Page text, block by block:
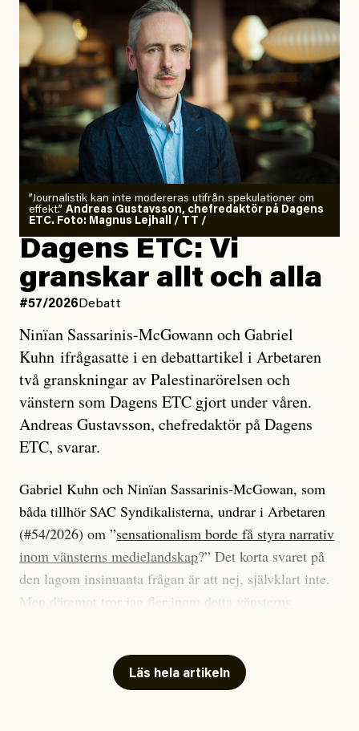
”Journalistik kan inte modereras utifrån spekulationer om
effekt.” Andreas Gustavsson, chefredaktör på Dagens
ETC. Foto: Magnus Lejhall / TT /
Dagens ETC: Vi
granskar allt och alla
#57/2026 Debatt
Ninïan Sassarinis-McGowann och Gabriel
Kuhn ifrågasatte i en debattartikel i Arbetaren
två granskningar av Palestinarörelsen och
vänstern som Dagens ETC gjort under våren.
Andreas Gustavsson, chefredaktör på Dagens
ETC, svarar.
Gabriel Kuhn och Ninïan Sassarinis-McGowan, som
båda tillhör SAC Syndikalisterna, undrar i Arbetaren
(#54/2026) om ”sensationalism borde få styra narrativ
inom vänsterns medielandskap?” Det korta svaret på
den lagom insinuanta frågan är att nej, självklart inte.
Men däremot tror jag fler inom detta vänsterns
journalistik som vänder sig till många snarare än att
jaga inbördes beundran. Det har i alla fall fungerat för
Läs hela artikeln